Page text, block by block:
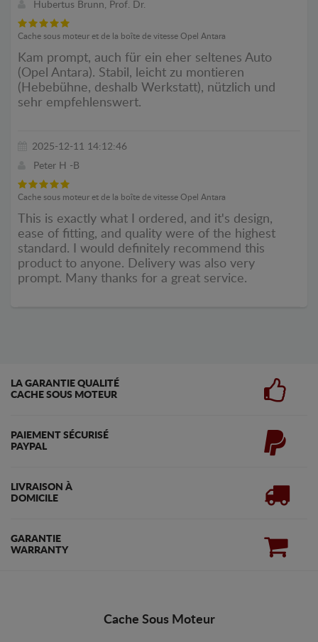
Hubertus Brunn, Prof. Dr.
Cache sous moteur et de la boîte de vitesse Opel Antara
Kam prompt, auch für ein eher seltenes Auto
(Opel Antara). Stabil, leicht zu montieren
(Hebebühne, deshalb Werkstatt), nützlich und
sehr empfehlenswert.
2025-12-11 14:12:46
Peter H -B
Cache sous moteur et de la boîte de vitesse Opel Antara
This is exactly what I ordered, and it's design,
ease of fitting, and quality were of the highest
standard. I would definitely recommend this
product to anyone. Delivery was also very
prompt. Many thanks for a great service.
LA GARANTIE QUALITÉ
CACHE SOUS MOTEUR
PAIEMENT SÉCURISÉ
PAYPAL
LIVRAISON À
DOMICILE
GARANTIE
WARRANTY
Cache Sous Moteur